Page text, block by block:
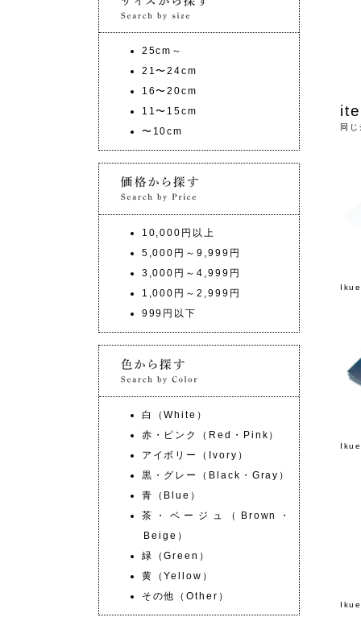
同
25cm～
21〜24cm
16〜20cm
11〜15cm
〜10cm
10,000円以上
5,000円～9,999円
3,000円～4,999円
1,000円～2,999円
999円以下
白（White）
赤・ピンク（Red・Pink）
アイボリー（Ivory）
黒・グレー（Black・Gray）
青（Blue）
茶・ベージュ（Brown・
Beige）
緑（Green）
黄（Yellow）
その他（Other）